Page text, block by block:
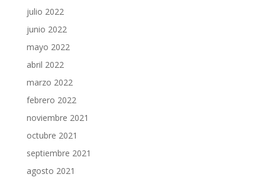
julio 2022
junio 2022
mayo 2022
abril 2022
marzo 2022
febrero 2022
noviembre 2021
octubre 2021
septiembre 2021
agosto 2021